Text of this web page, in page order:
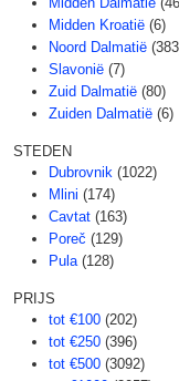
Midden Kroatië (6)
Noord Dalmatië
Slavonië (7)
Zuid Dalmatië (80)
Zuiden Dalmatië (6)
STEDEN
Dubrovnik (1022)
Mlini (174)
Cavtat (163)
Poreč (129)
Pula (128)
PRIJS
tot €100 (202)
tot €250 (396)
tot €500 (3092)